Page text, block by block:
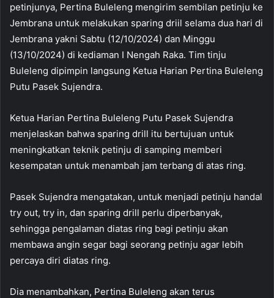
petinjunya, Pertina Buleleng mengirim sembilan petinju ke
Jembrana untuk melakukan sparing driil selama dua hari di
Jembrana yakni Sabtu (12/10/2024) dan Minggu
(13/10/2024) di kediaman I Nengah Raka. Tim tinju
Buleleng dipimpin langsung Ketua Harian Pertina Buleleng
Putu Pasek Sujendra.
Ketua Harian Pertina Buleleng Putu Pasek Sujendra
menjelaskan bahwa sparing drill itu bertujuan untuk
meningkatkan teknik petinju di samping memberi
kesempatan untuk menambah jam terbang di atas ring.
Pasek Sujendra mengatakan, untuk menjadi petinju handal
try out, try in, dan sparing drill perlu diperbanyak,
sehingga pengalaman diatas ring bagi petinju akan
membawa angin segar bagi seorang petinju agar lebih
percaya diri diatas ring.
Dia menambahkan, Pertina Buleleng akan terus